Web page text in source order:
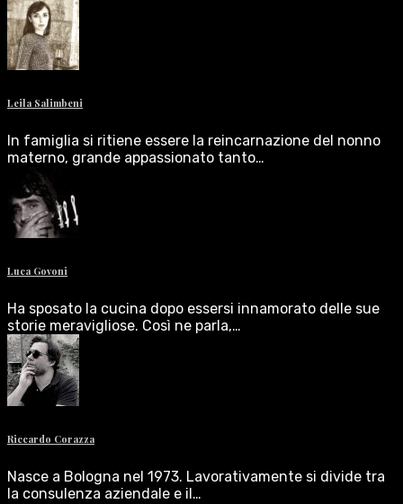
Leila Salimbeni
In famiglia si ritiene essere la reincarnazione del nonno
materno, grande appassionato tanto…
Luca Govoni
Ha sposato la cucina dopo essersi innamorato delle sue
storie meravigliose. Così ne parla,…
Riccardo Corazza
Nasce a Bologna nel 1973. Lavorativamente si divide tra
la consulenza aziendale e il…